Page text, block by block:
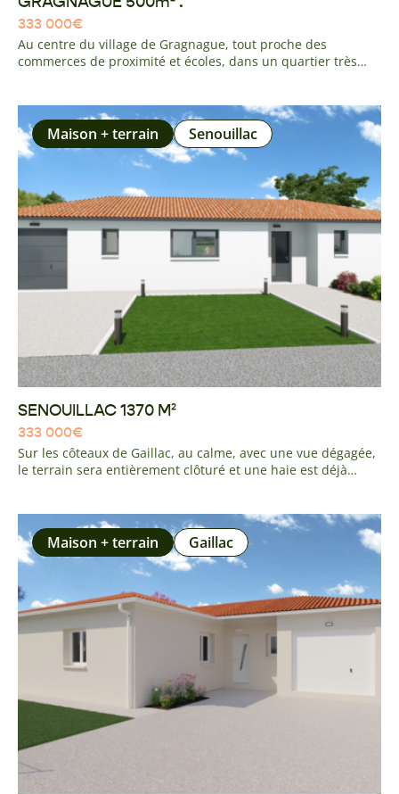
333 000€
Au centre du village de Gragnague, tout proche des
commerces de proximité et écoles, dans un quartier très
Maison + terrain Senouillac
SENOUILLAC 1370 M²
333 000€
Sur les côteaux de Gaillac, au calme, avec une vue dégagée,
le terrain sera entièrement clôturé et une haie est déjà
réalisée et installée en limite de propriété. A 5 minutes de
Gaillac, 10 minutes de l'accès A68 ALBI - GAILLAC
Maison + terrain Gaillac